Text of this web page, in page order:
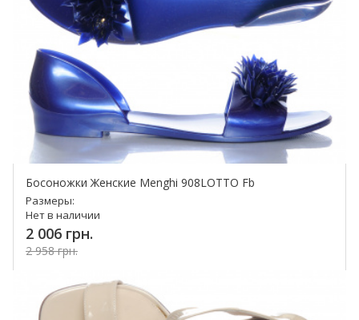
Босоножки Женские Menghi 908LOTTO Fb
Размеры:
Нет в наличии
2 006 грн.
2 958 грн.